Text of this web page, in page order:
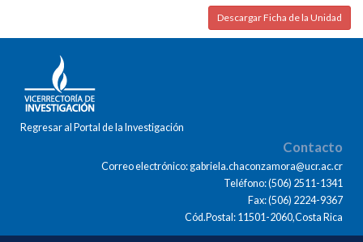
Descargar Ficha de la Unidad
Regresar al Portal de la Investigación
Contacto
Correo electrónico: gabriela.chaconzamora@ucr.ac.cr
Teléfono: (506) 2511-1341
Fax: (506) 2224-9367
Cód.Postal: 11501-2060,Costa Rica